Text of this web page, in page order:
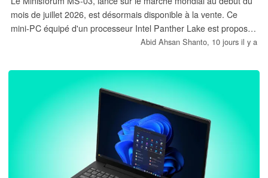
mois de juillet 2026, est désormais disponible à la vente. Ce
mini-PC équipé d'un processeur Intel Panther Lake est proposé
à un prix de départ réduit de 759 $, et il est possible de l'équiper
Abid Ahsan Shanto, 10 jours il y a